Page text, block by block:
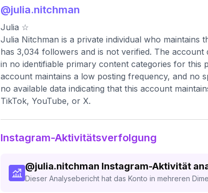
@julia.nitchman
Julia ☆
Julia Nitchman is a private individual who maintains
has 3,034 followers and is not verified. The
in no identifiable primary content categories for this
account maintains a low posting frequency, and no
no available data indicating that this account
TikTok, YouTube, or X.
Instagram-Aktivitätsverfolgung
@julia.nitchman Instagram-Aktivität
Dieser Analysebericht hat das Konto in mehreren